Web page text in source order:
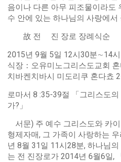
음이나 다른 아무 피조물이라도
수 안에 있는 하나님의 사랑에서
故 전 진 장로 장례식순
2015년 9월 5일 12시30분∼14시
식장：오유미노그리스도교회
치바켄치바시 미도리쿠 혼다쵸
로마서 8 :35-39절 「그리스도
가?」
서문) 주 예수 그리스도와 카
형제자매, 그 가족이 사랑하는
년 8월 31일 11시28분, 하나님
는 전 진장로가 2014년 6월6일,